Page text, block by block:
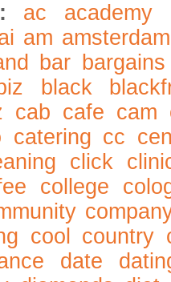
ac academy
am amsterdam
bar bargains
black
cab cafe cam
catering cc
click
college
cool country
date